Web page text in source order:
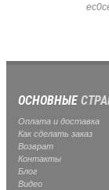
ОСНОВНЫЕ
Оплата и доставка
Как сделать заказ
Возврат
Контакты
Блог
Видео